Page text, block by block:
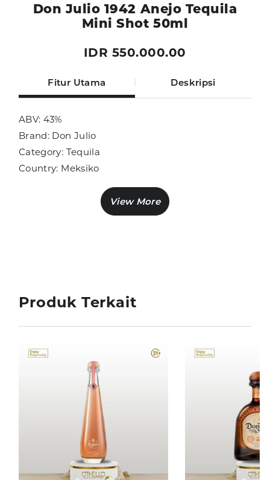
Don Julio 1942 Anejo Tequila
Mini Shot 50ml
IDR 550.000.00
Fitur Utama Deskripsi
ABV: 43%
Brand: Don Julio
Category: Tequila
Country: Meksiko
Sub Category: Tequila
Produk Terkait